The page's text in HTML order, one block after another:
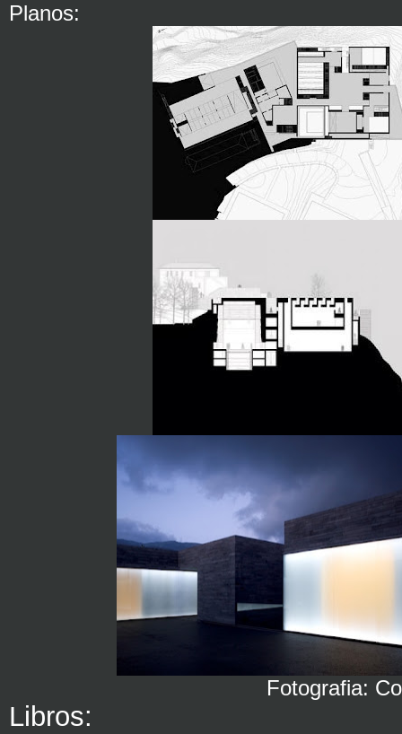
Planos:
Fotografia:
Libros: